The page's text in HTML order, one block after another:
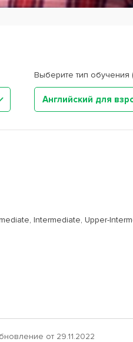
Выберите тип обучения
Английский для
Intermediate, Upper-
от 29.11.2022